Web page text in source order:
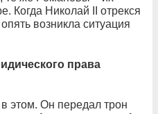
Когда Николай II отрекся
возникла ситуация
права
этом. Он передал трон